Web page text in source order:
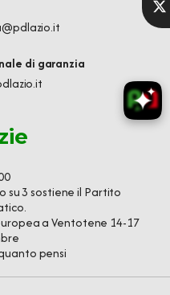
di garanzia
su 3 sostiene il Partito
a Ventotene 14-17
pensi